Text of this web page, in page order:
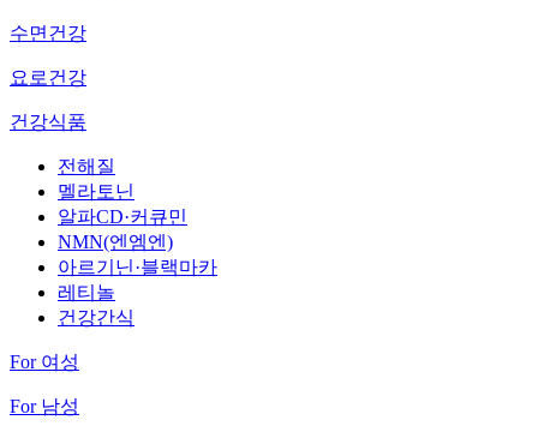
수면건강
요로건강
건강식품
전해질
멜라토닌
알파CD·커큐민
NMN(엔엠엔)
아르기닌·블랙마카
레티놀
건강간식
For 여성
For 남성